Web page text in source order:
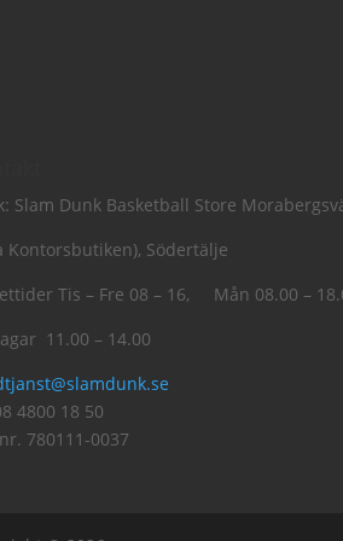
Slam Dunk Basketball Store
Kontorsbutiken), Södertälje
Tis – Fre 08 – 16, Mån 08.00 –
11.00 – 14.00
4800 18 50
780111-0037